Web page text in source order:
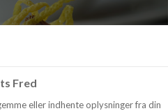
Fred
eller indhente oplysninger fra din